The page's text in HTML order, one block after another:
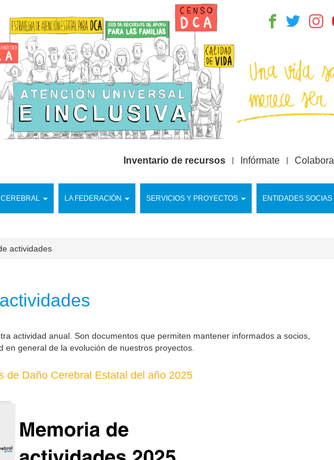
LA FEDERACIÓN SERVICIOS Y PROYECTOS ENTIDADES SOCIAS
Inventario de recursos Infórmate Colabora
actividades
actividad anual. Son documentos que permiten mantener informados a socios,
en general de la evolución de nuestros proyectos.
de Daño Cerebral Estatal del año 2025